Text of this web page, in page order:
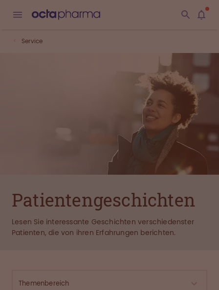
Service
Patienten­geschichten
Lesen Sie interessante Geschichten verschiedenster
Patienten, die von ihren Erfahrungen berichten.
Themenbereich